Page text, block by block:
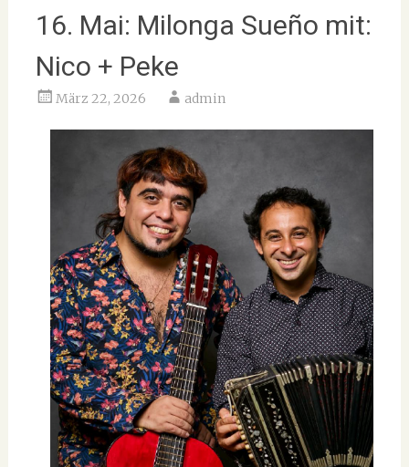
16. Mai: Milonga Sueño mit:
Nico + Peke
März 22, 2026 admin